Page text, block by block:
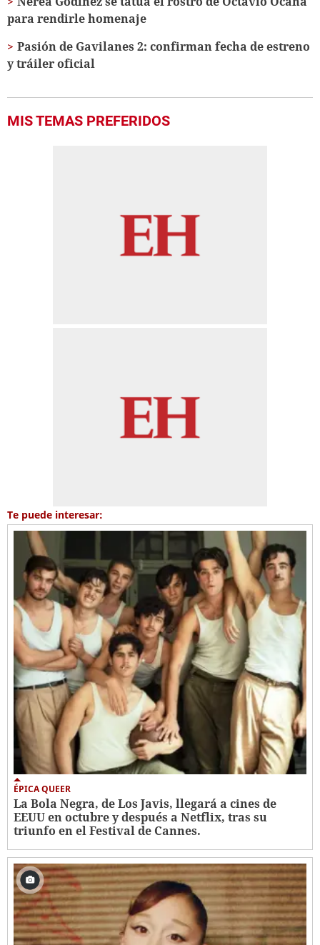
para rendirle homenaje
Pasión de Gavilanes 2: confirman fecha de estreno
y tráiler oficial
MIS TEMAS PREFERIDOS
Te puede interesar:
ÉPICA QUEER
La Bola Negra, de Los Javis, llegará a cines de
EEUU en octubre y después a Netflix, tras su
triunfo en el Festival de Cannes.